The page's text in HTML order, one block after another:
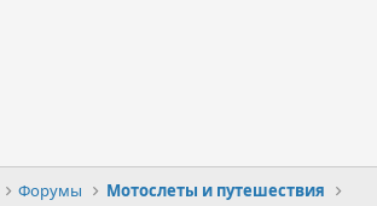
Форумы Мотослеты и путешествия